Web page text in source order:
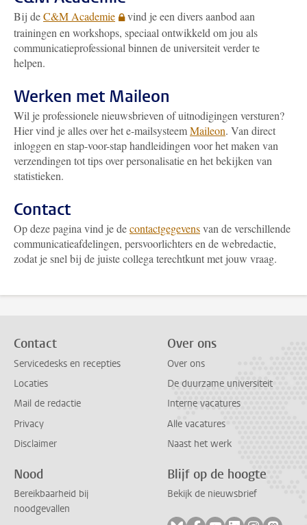
Bij deC&M Academie
vind je een divers aanbod aan
trainingen en workshops, speciaal ontwikkeld om jou als
communicatieprofessional binnen de universiteit verder te
helpen.
Werken met Maileon
Wil je professionele nieuwsbrieven of uitnodigingen versturen?
Hier vind je alles over het e-mailsysteemMaileon. Van direct
inloggen en stap-voor-stap handleidingen voor het maken van
verzendingen tot tips over personalisatie en het bekijken van
statistieken.
Contact
Op deze pagina vind je decontactgegevensvan de verschillende
communicatieafdelingen, persvoorlichters en de webredactie,
zodat je snel bij de juiste collega terechtkunt met jouw vraag.
Contact
Servicedesks en recepties
Locaties
Mail de redactie
Privacy
Disclaimer
Over ons
Over ons
De duurzame universiteit
Interne vacatures
Alle vacatures
Naast het werk
Nood
Bereikbaarheid bij
noodgevallen
Blijf op de hoogte
Bekijk de nieuwsbrief